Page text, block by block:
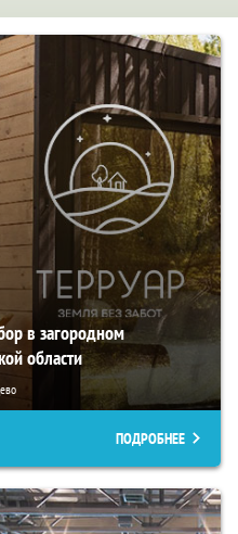
в загородном
области
ПОДРОБНЕЕ